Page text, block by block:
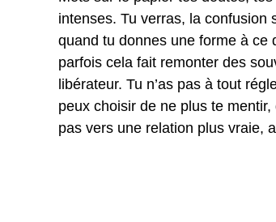
intenses. Tu verras, la confusion
quand tu donnes une forme à ce
parfois cela fait remonter des
libérateur. Tu n’as pas à tout
peux choisir de ne plus te
pas vers une relation plus vraie,